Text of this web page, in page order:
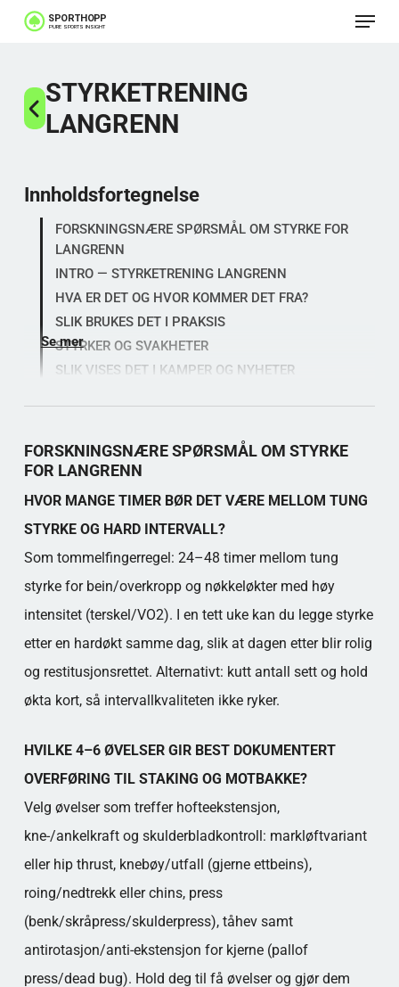
Meny
STYRKETRENING
LANGRENN
FORSKNINGSNÆRE SPØRSMÅL OM STYRKE
FOR LANGRENN
HVOR MANGE TIMER BØR DET VÆRE MELLOM TUNG
STYRKE OG HARD INTERVALL?
Som tommelfingerregel: 24–48 timer mellom tung
styrke for bein/overkropp og nøkkeløkter med høy
intensitet (terskel/VO2). I en tett uke kan du legge styrke
etter en hardøkt samme dag, slik at dagen etter blir rolig
og restitusjonsrettet. Alternativt: kutt antall sett og hold
økta kort, så intervallkvaliteten ikke ryker.
HVILKE 4–6 ØVELSER GIR BEST DOKUMENTERT
OVERFØRING TIL STAKING OG MOTBAKKE?
Velg øvelser som treffer hofteekstensjon,
kne-/ankelkraft og skulderbladkontroll: markløftvariant
eller hip thrust, knebøy/utfall (gjerne ettbeins),
roing/nedtrekk eller chins, press
(benk/skråpress/skulderpress), tåhev samt
antirotasjon/anti-ekstensjon for kjerne (pallof
press/dead bug). Hold deg til få øvelser og gjør dem
Innholdsfortegnelse
FORSKNINGSNÆRE SPØRSMÅL OM STYRKE FOR
LANGRENN
INTRO — STYRKETRENING LANGRENN
HVA ER DET OG HVOR KOMMER DET FRA?
SLIK BRUKES DET I PRAKSIS
STYRKER OG SVAKHETER
SLIK VISES DET I KAMPER OG NYHETER
Se mer